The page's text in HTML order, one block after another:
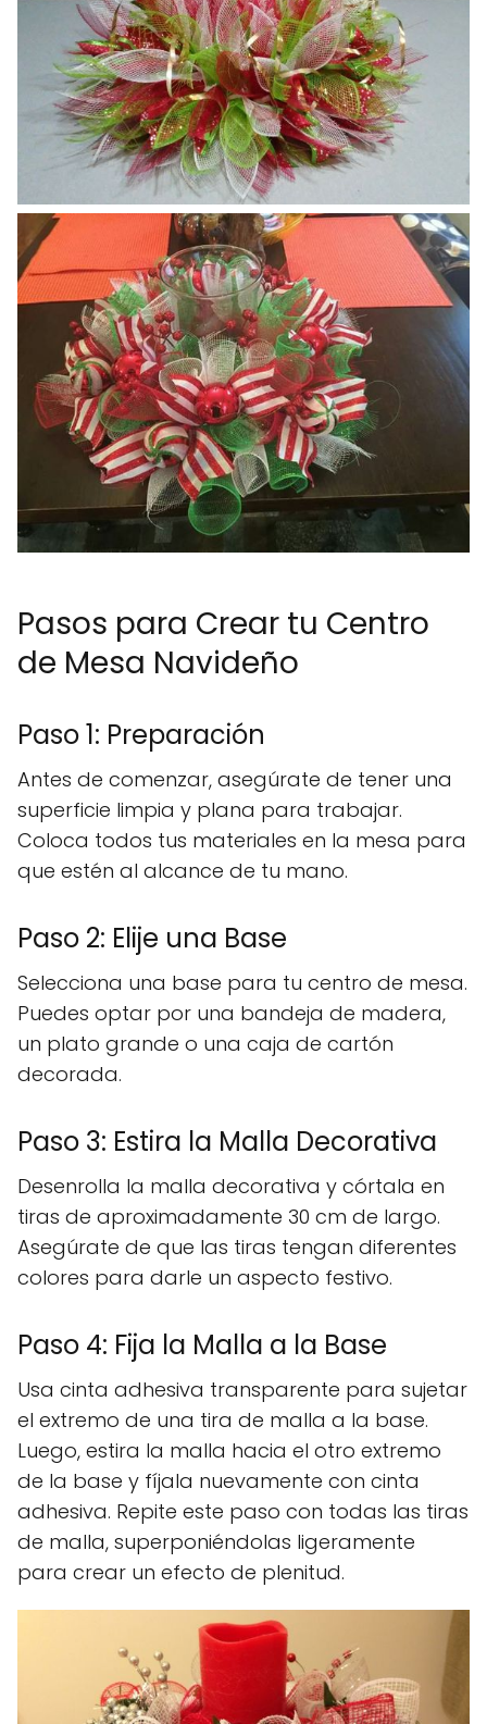
Pasos para Crear tu Centro
de Mesa Navideño
Paso 1: Preparación
Antes de comenzar, asegúrate de tener una
superficie limpia y plana para trabajar.
Coloca todos tus materiales en la mesa para
que estén al alcance de tu mano.
Paso 2: Elije una Base
Selecciona una base para tu centro de mesa.
Puedes optar por una bandeja de madera,
un plato grande o una caja de cartón
decorada.
Paso 3: Estira la Malla Decorativa
Desenrolla la malla decorativa y córtala en
tiras de aproximadamente 30 cm de largo.
Asegúrate de que las tiras tengan diferentes
colores para darle un aspecto festivo.
Paso 4: Fija la Malla a la Base
Usa cinta adhesiva transparente para sujetar
el extremo de una tira de malla a la base.
Luego, estira la malla hacia el otro extremo
de la base y fíjala nuevamente con cinta
adhesiva. Repite este paso con todas las tiras
de malla, superponiéndolas ligeramente
para crear un efecto de plenitud.